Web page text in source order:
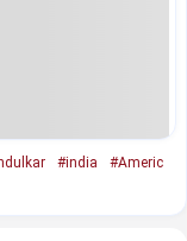
#india
#Americ